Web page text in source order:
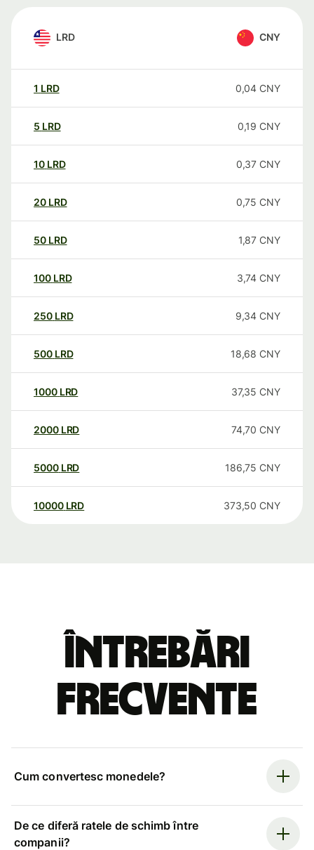
LRD CNY
1 LRD 0,04 CNY
5 LRD 0,19 CNY
10 LRD 0,37 CNY
20 LRD 0,75 CNY
50 LRD 1,87 CNY
100 LRD 3,74 CNY
250 LRD 9,34 CNY
500 LRD 18,68 CNY
1000 LRD 37,35 CNY
2000 LRD 74,70 CNY
5000 LRD 186,75 CNY
10000 LRD 373,50 CNY
Întrebări
frecvente
Cum convertesc monedele?
De ce diferă ratele de schimb între
companii?